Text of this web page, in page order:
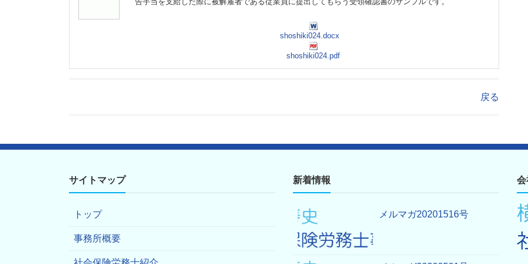
shoshiki024.docx
shoshiki024.pdf
戻る
サイトマップ
トップ
事務所概要
新着情報
メルマガ20201516号
会